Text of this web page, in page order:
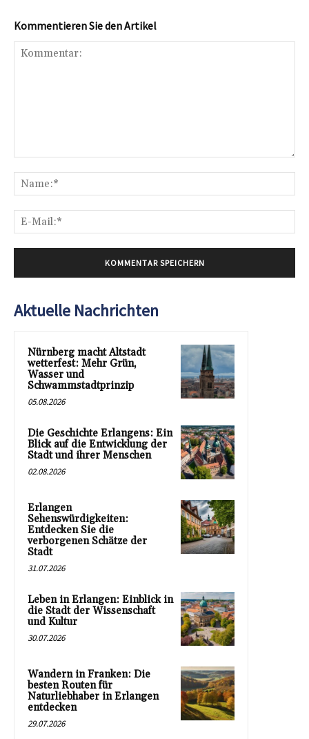
Kommentieren Sie den Artikel
Aktuelle Nachrichten
Nürnberg macht Altstadt
wetterfest: Mehr Grün,
Wasser und
Schwammstadtprinzip
05.08.2026
Die Geschichte Erlangens: Ein
Blick auf die Entwicklung der
Stadt und ihrer Menschen
02.08.2026
Erlangen
Sehenswürdigkeiten:
Entdecken Sie die
verborgenen Schätze der
Stadt
31.07.2026
Leben in Erlangen: Einblick in
die Stadt der Wissenschaft
und Kultur
30.07.2026
Wandern in Franken: Die
besten Routen für
Naturliebhaber in Erlangen
entdecken
29.07.2026